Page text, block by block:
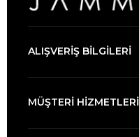
ALIŞVERİŞ BİLGİLERİ
MÜŞTERİ HİZMETLERİ